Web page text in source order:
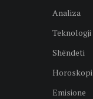
Analiza
Teknologji
Shëndeti
Horoskopi
Emisione